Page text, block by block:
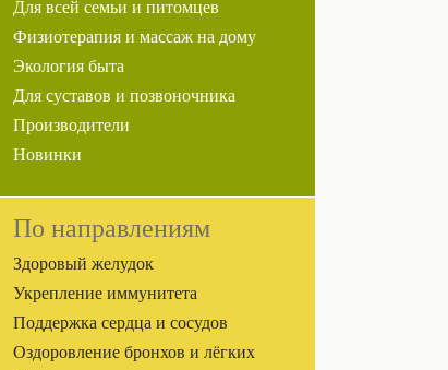
Для всей семьи и питомцев
Физиотерапия и массаж на дому
Экология быта
Для суставов и позвоночника
Производители
Новинки
По направлениям
Здоровый желудок
Укрепление иммунитета
Поддержка сердца и сосудов
Оздоровление бронхов и лёгких